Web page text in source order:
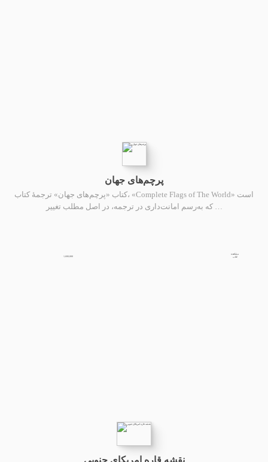
پرچم‌های جهان
کتاب «پرچم‌های جهان» ترجمهٔ کتاب، «Complete Flags of The World» است
که به‌رسم امانت‌داری در ترجمه، در اصل مطلب تغییر …
1,600,000
مشاهده
کتاب
نقشه قاره امریکای جنوبی